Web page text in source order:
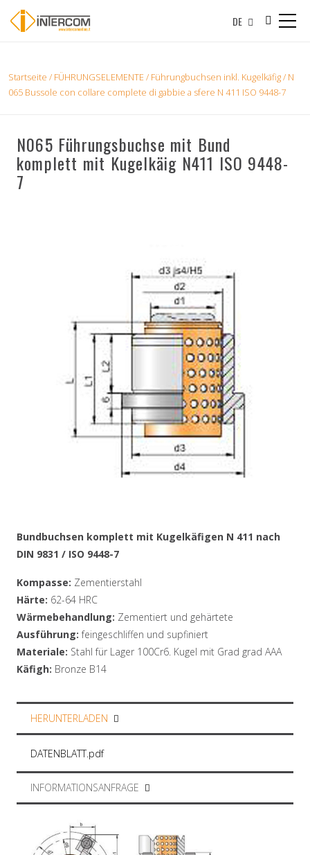
DE
Startseite / FÜHRUNGSELEMENTE/ Führungbuchsen inkl. Kugelkäfig/ N
065 Bussole con collare complete di gabbie a sfere N 411 ISO 9448-7
N065 Führungsbuchse mit Bund
komplett mit Kugelkäig N411 ISO 9448-
7
Bundbuchsen komplett mit Kugelkäfigen N 411 nach
DIN 9831 / ISO 9448-7
Kompasse: Zementierstahl
Härte: 62-64 HRC
Wärmebehandlung: Zementiert und gehärtete
Ausführung: feingeschliffen und supfiniert
Materiale: Stahl für Lager 100Cr6. Kugel mit Grad grad AAA
Käfigh: Bronze B14
HERUNTERLADEN
DATENBLATT.pdf
INFORMATIONSANFRAGE